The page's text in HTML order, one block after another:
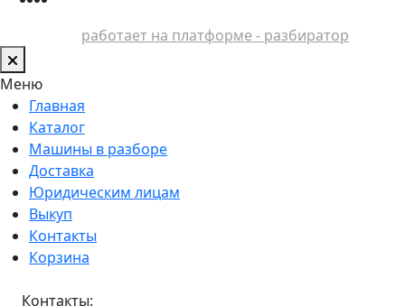
работает на платформе - разбиратор
Меню
Главная
Каталог
Машины в разборе
Доставка
Юридическим лицам
Выкуп
Контакты
Корзина
Контакты: